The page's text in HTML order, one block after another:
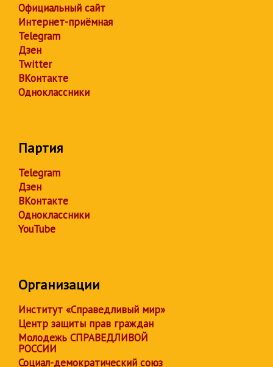
Официальный сайт
Интернет-приёмная
Telegram
Дзен
Twitter
ВКонтакте
Одноклассники
Партия
Telegram
Дзен
ВКонтакте
Одноклассники
YouTube
Организации
Институт «Справедливый мир»
Центр защиты прав граждан
Молодежь СПРАВЕДЛИВОЙ
РОССИИ
Социал-демократический союз